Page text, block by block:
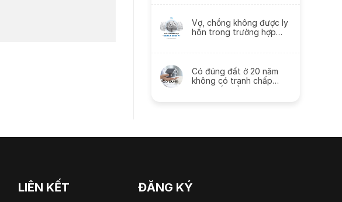
Vợ, chồng không được ly
hôn trong trường hợp
Có đúng đất ở 20 năm
không có tranh chấp
được cấp sổ đỏ?
LIÊN KẾT ĐĂNG KÝ